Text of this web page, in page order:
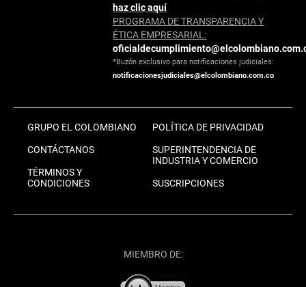
haz clic aquí
PROGRAMA DE TRANSPARENCIA Y
ÉTICA EMPRESARIAL:
*Buzón exclusivo para notificaciones judiciales:
notificacionesjudiciales@elcolombiano.com.co
GRUPO EL COLOMBIANO
CONTÁCTANOS
TÉRMINOS Y
CONDICIONES
POLÍTICA DE PRIVACIDAD
SUPERINTENDENCIA DE
INDUSTRIA Y COMERCIO
SUSCRIPCIONES
MIEMBRO DE: